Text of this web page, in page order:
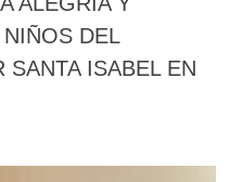
DEL
SANTA ISABEL EN